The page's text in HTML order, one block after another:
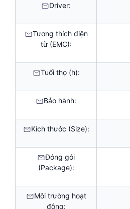
Driver:
Tương thích điện
từ (EMC):
Tuổi thọ (h):
Bảo hành:
Kích thước (Size):
Đóng gói
(Package):
Môi trường hoạt
động: